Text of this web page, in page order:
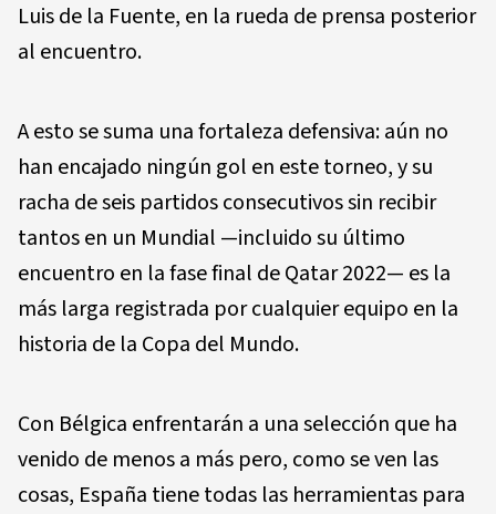
Luis de la Fuente, en la rueda de prensa posterior
al encuentro.
A esto se suma una fortaleza defensiva: aún no
han encajado ningún gol en este torneo, y su
racha de seis partidos consecutivos sin recibir
tantos en un Mundial —incluido su último
encuentro en la fase final de Qatar 2022— es la
más larga registrada por cualquier equipo en la
historia de la Copa del Mundo.
Con Bélgica enfrentarán a una selección que ha
venido de menos a más pero, como se ven las
cosas, España tiene todas las herramientas para